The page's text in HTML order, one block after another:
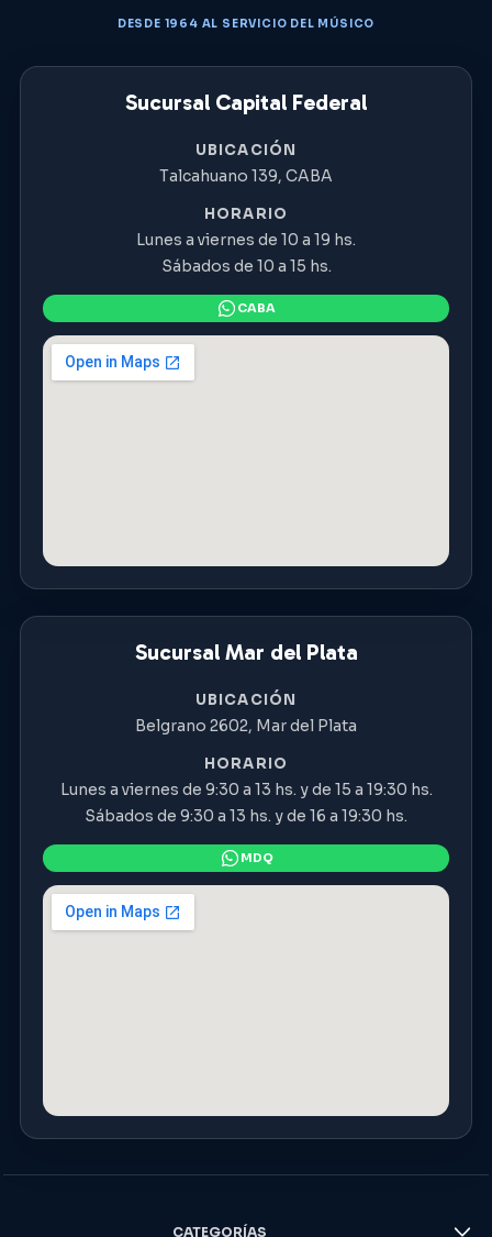
DESDE 1964 AL SERVICIO DEL MÚSICO
Sucursal Capital Federal
UBICACIÓN
Talcahuano 139, CABA
HORARIO
Lunes a viernes de 10 a 19 hs.
Sábados de 10 a 15 hs.
Sucursal Mar del Plata
UBICACIÓN
Belgrano 2602, Mar del Plata
HORARIO
Lunes a viernes de 9:30 a 13 hs. y de 15 a 19:30 hs.
Sábados de 9:30 a 13 hs. y de 16 a 19:30 hs.
CATEGORÍAS